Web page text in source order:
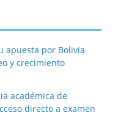
apuesta por Bolivia
y crecimiento
académica de
directo a examen